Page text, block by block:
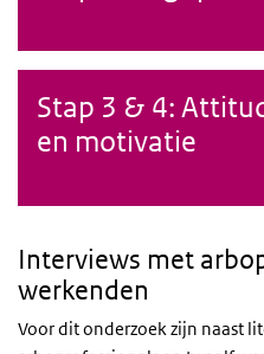
Stap 3 & 4:
en motivatie
Interviews met
werkenden
Voor dit onderzoek zijn naast